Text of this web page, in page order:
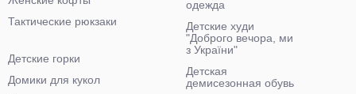
Тактические рюкзаки
одежда
Детские худи
"Доброго вечора, ми
з України"
Детская
демисезонная обувь
Детские горки
Домики для кукол